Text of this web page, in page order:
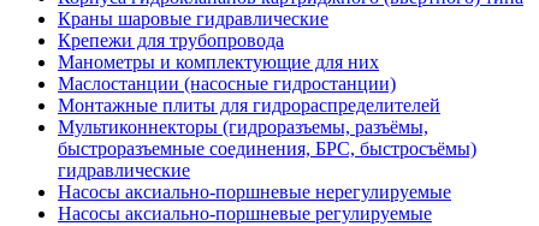
Краны шаровые гидравлические
Крепежи для трубопровода
Манометры и комплектующие для них
Маслостанции (насосные гидростанции)
Монтажные плиты для гидрораспределителей
Мультиконнекторы (гидроразъемы, разъёмы,
быстроразъемные соединения, БРС, быстросъёмы)
гидравлические
Насосы аксиально-поршневые нерегулируемые
Насосы аксиально-поршневые регулируемые